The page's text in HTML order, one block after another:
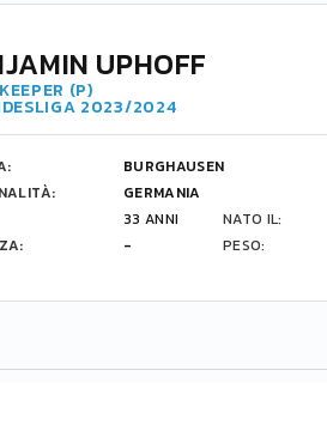
UPHOFF
(P)
2023/2024
BURGHAUSEN
GERMANIA
33 ANNI NATO IL:
- PESO: